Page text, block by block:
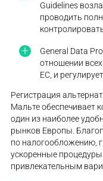
Guidelines
проводить
General Data
отношении
ЕС, и
Регистрация
Мальте обеспечивает
один из наиболее
рынков Европы.
по налогообложению,
ускоренные
привлекательным